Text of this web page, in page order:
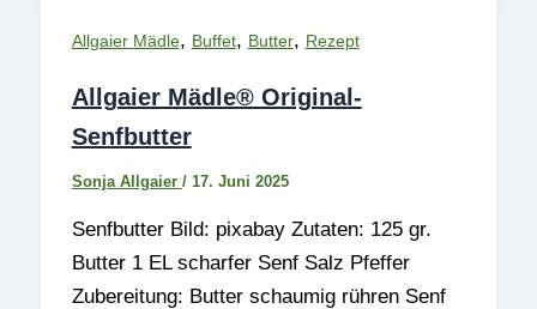
Allgaier Mädle, Buffet, Butter, Rezept
Allgaier Mädle® Original-
Senfbutter
Sonja Allgaier / 17. Juni 2025
Senfbutter Bild: pixabay Zutaten: 125 gr.
Butter 1 EL scharfer Senf Salz Pfeffer
Zubereitung: Butter schaumig rühren Senf